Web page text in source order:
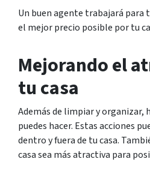
Un buen agente trabajará para
el mejor precio posible por tu
Mejorando el
tu casa
Además de limpiar y organizar,
puedes hacer. Estas acciones
dentro y fuera de tu casa.
casa sea más atractiva para